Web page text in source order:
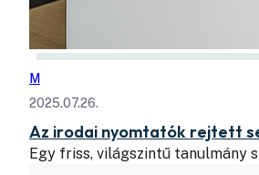
M
2025.07.26.
Az irodai nyomtatók rejtett
Egy friss, világszintű tanulmány